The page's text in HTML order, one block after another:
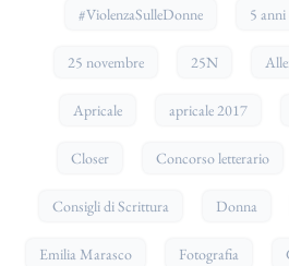
#ViolenzaSulleDonne 5
25 novembre 25N
Apricale apricale 2017
Closer Concorso letterario
Consigli di Scrittura Donna
Emilia Marasco Fotografia